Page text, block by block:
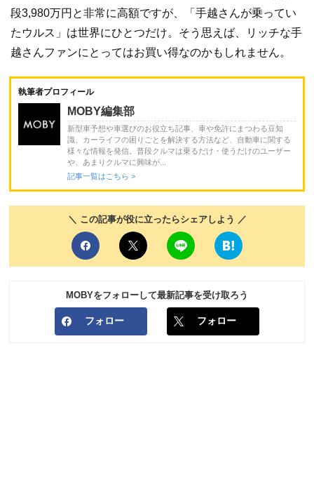
段3,980万円と非常に高額ですが、「手越さんが乗ってい
たウルス」は世界にひとつだけ。そう思えば、リッチな手
越さんファンにとってはお買い得なのかもしれません。
執筆者プロフィール
MOBY編集部
新型車予想や車選びのお役立ち記事、車や免許にまつわる豆知
識、カーライフの困りごとを解決する方法など、自動車に関する
様々な情報を発信。普段クルマは乗るだけ・使うだけのユーザー
や、あまりクルマに興味が...
記事一覧はこちら >
＼ この記事が役に立ったらシェアしよう ／
MOBYをフォローして最新記事を受け取ろう
フォロー フォロー